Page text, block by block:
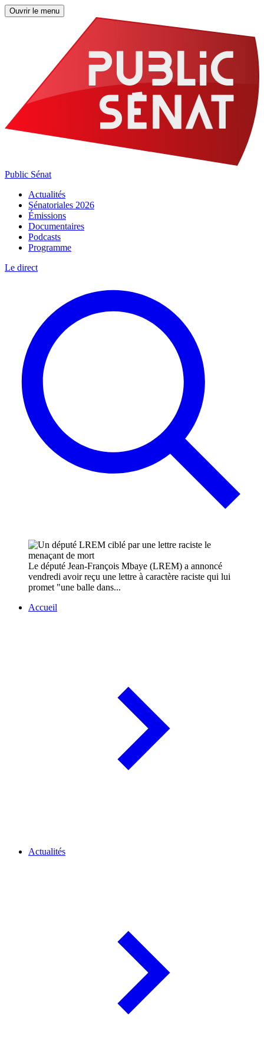
Ouvrir le menu
Public Sénat
Actualités
Sénatoriales 2026
Émissions
Documentaires
Podcasts
Programme
Le direct
Le député Jean-François Mbaye (LREM) a annoncé
vendredi avoir reçu une lettre à caractère raciste qui lui
promet "une balle dans...
Accueil
Actualités